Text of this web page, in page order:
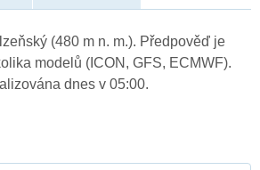
(480 m n. m.). Předpověď je
modelů (ICON, GFS, ECMWF).
dnes v 05:00.